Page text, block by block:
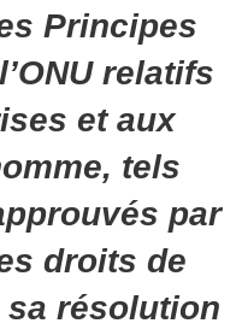
Principes
relatifs
et aux
tels
par
droits de
sa résolution